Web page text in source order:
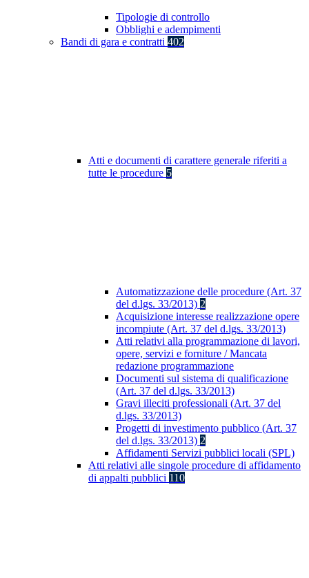
Tipologie di controllo
Obblighi e adempimenti
Bandi di gara e contratti 402
Atti e documenti di carattere generale riferiti a
tutte le procedure 5
Automatizzazione delle procedure (Art. 37
del d.lgs. 33/2013) 2
Acquisizione interesse realizzazione opere
incompiute (Art. 37 del d.lgs. 33/2013)
Atti relativi alla programmazione di lavori,
opere, servizi e forniture / Mancata
redazione programmazione
Documenti sul sistema di qualificazione
(Art. 37 del d.lgs. 33/2013)
Gravi illeciti professionali (Art. 37 del
d.lgs. 33/2013)
Progetti di investimento pubblico (Art. 37
del d.lgs. 33/2013) 2
Affidamenti Servizi pubblici locali (SPL)
Atti relativi alle singole procedure di affidamento
di appalti pubblici 110